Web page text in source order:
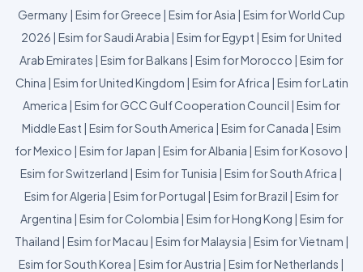
Germany | Esim for Greece | Esim for Asia | Esim for World Cup
2026 | Esim for Saudi Arabia | Esim for Egypt | Esim for United
Arab Emirates | Esim for Balkans | Esim for Morocco | Esim for
China | Esim for United Kingdom | Esim for Africa | Esim for Latin
America | Esim for GCC Gulf Cooperation Council | Esim for
Middle East | Esim for South America | Esim for Canada | Esim
for Mexico | Esim for Japan | Esim for Albania | Esim for Kosovo |
Esim for Switzerland | Esim for Tunisia | Esim for South Africa |
Esim for Algeria | Esim for Portugal | Esim for Brazil | Esim for
Argentina | Esim for Colombia | Esim for Hong Kong | Esim for
Thailand | Esim for Macau | Esim for Malaysia | Esim for Vietnam |
Esim for South Korea | Esim for Austria | Esim for Netherlands |